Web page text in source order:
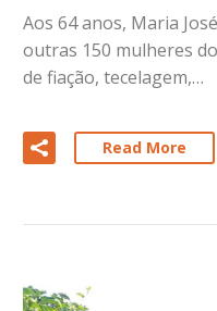
Aos 64 anos, Maria
outras 150 mulheres
de fiação, tecelagem,…
Read More